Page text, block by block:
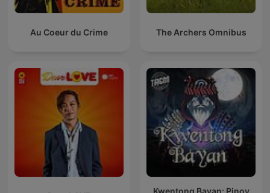
Au Coeur du Crime The Archers Omnibus
Kwentong Bayan: Pinoy